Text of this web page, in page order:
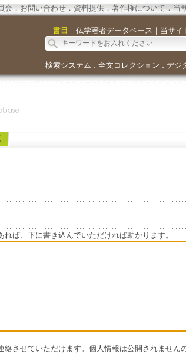
会． お問い合わせ． 資料提供．著作権について．当
｜ 書目 ｜ 仏学著者データベース ｜ 当サイ
検索システム ． 全文コレクション ． デジ
ば、下に書き込んでいただければ助かります。
させていただけます。個人情報は公開されません